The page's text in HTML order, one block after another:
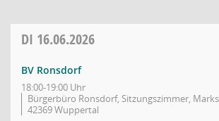
DI 16.06.2026
BV Ronsdorf
18:00-19:00 Uhr
Bürgerbüro Ronsdorf, Sitzungszimmer,
42369 Wuppertal